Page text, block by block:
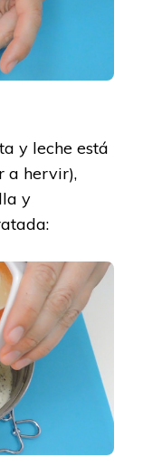
y leche está
a hervir),
y